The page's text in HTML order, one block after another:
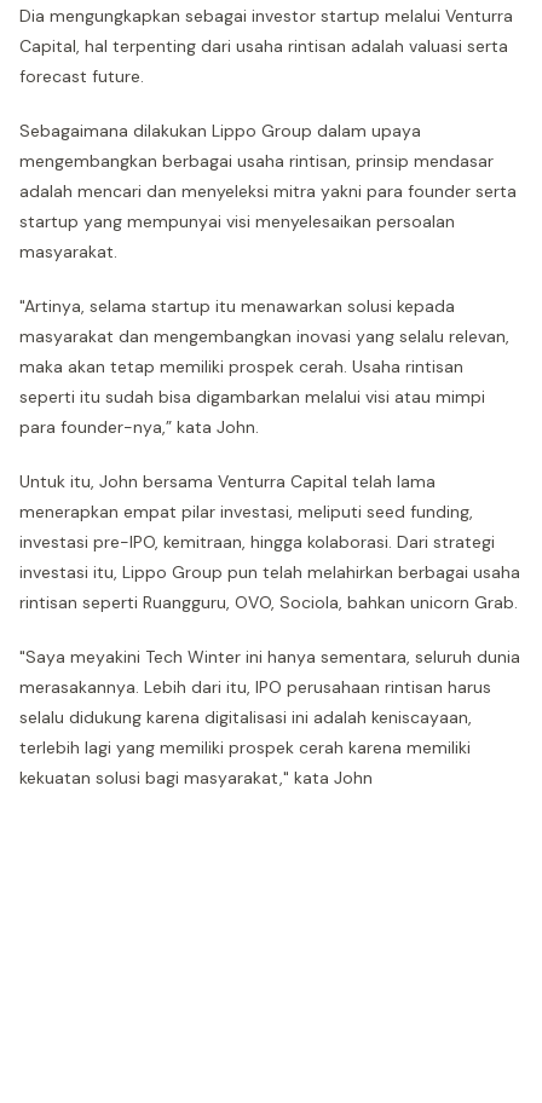
Dia mengungkapkan sebagai investor startup melalui Venturra
Capital, hal terpenting dari usaha rintisan adalah valuasi serta
forecast future.
Sebagaimana dilakukan Lippo Group dalam upaya
mengembangkan berbagai usaha rintisan, prinsip mendasar
adalah mencari dan menyeleksi mitra yakni para founder serta
startup yang mempunyai visi menyelesaikan persoalan
masyarakat.
"Artinya, selama startup itu menawarkan solusi kepada
masyarakat dan mengembangkan inovasi yang selalu relevan,
maka akan tetap memiliki prospek cerah. Usaha rintisan
seperti itu sudah bisa digambarkan melalui visi atau mimpi
para founder-nya,” kata John.
Untuk itu, John bersama Venturra Capital telah lama
menerapkan empat pilar investasi, meliputi seed funding,
investasi pre-IPO, kemitraan, hingga kolaborasi. Dari strategi
investasi itu, Lippo Group pun telah melahirkan berbagai usaha
rintisan seperti Ruangguru, OVO, Sociola, bahkan unicorn Grab.
"Saya meyakini Tech Winter ini hanya sementara, seluruh dunia
merasakannya. Lebih dari itu, IPO perusahaan rintisan harus
selalu didukung karena digitalisasi ini adalah keniscayaan,
terlebih lagi yang memiliki prospek cerah karena memiliki
kekuatan solusi bagi masyarakat," kata John